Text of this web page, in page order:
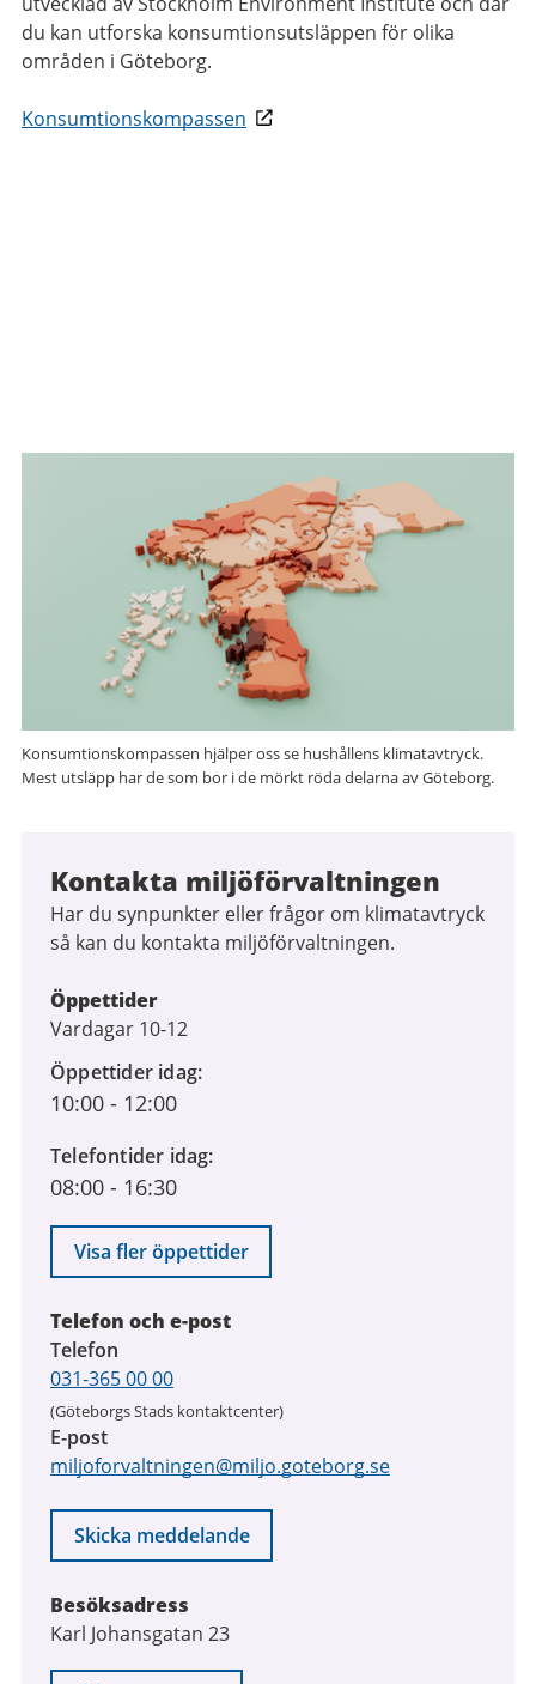
du kan utforska konsumtionsutsläppen för olika
områden i Göteborg.
Konsumtionskompassen
Konsumtionskompassen hjälper oss se hushållens klimatavtryck.
Mest utsläpp har de som bor i de mörkt röda delarna av Göteborg.
Kontakta miljöförvaltningen
Har du synpunkter eller frågor om klimatavtryck
så kan du kontakta miljöförvaltningen.
Öppettider
Vardagar 10-12
Öppettider idag
10:00 - 12:00
Telefontider idag
08:00 - 16:30
Visa fler öppettider
Telefon och e-post
Telefon
031-365 00 00
(Göteborgs Stads kontaktcenter)
E-post
miljoforvaltningen@miljo.goteborg.se
Skicka meddelande
Besöksadress
Karl Johansgatan 23